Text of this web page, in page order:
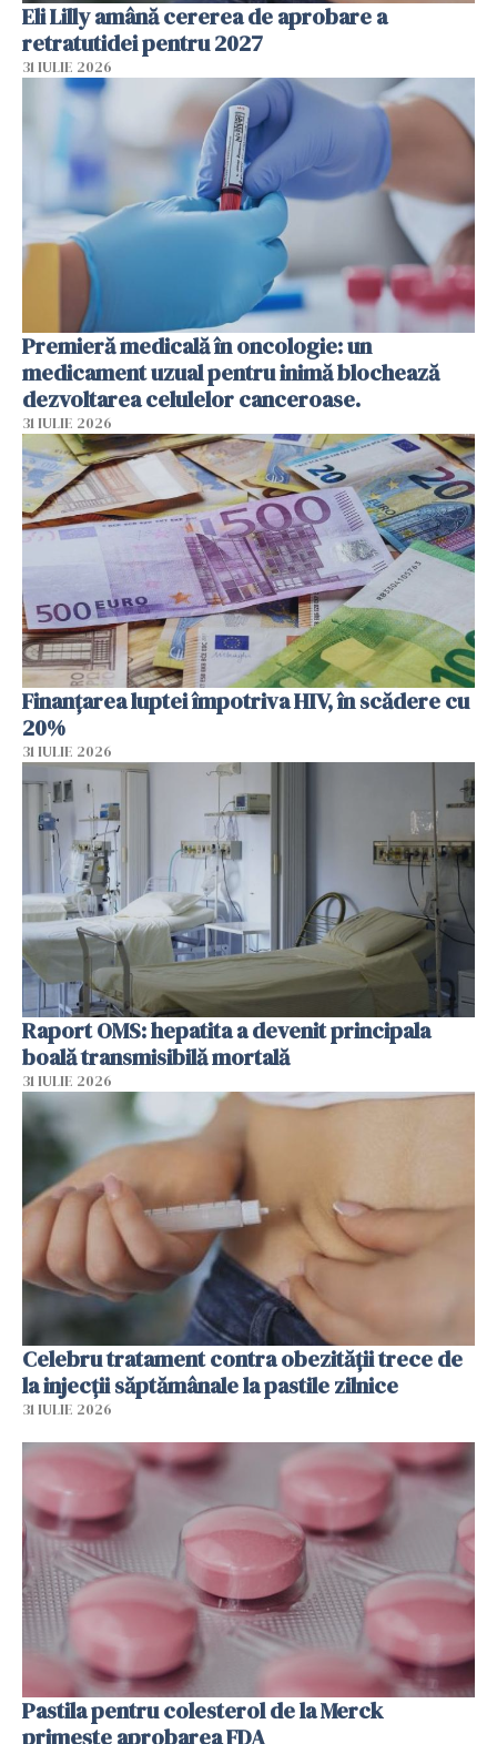
Eli Lilly amână cererea de aprobare a
retratutidei pentru 2027
31 IULIE 2026
Premieră medicală în oncologie: un
medicament uzual pentru inimă blochează
dezvoltarea celulelor canceroase.
31 IULIE 2026
Finanțarea luptei împotriva HIV, în scădere cu
20%
31 IULIE 2026
Raport OMS: hepatita a devenit principala
boală transmisibilă mortală
31 IULIE 2026
Celebru tratament contra obezității trece de
la injecții săptămânale la pastile zilnice
31 IULIE 2026
Pastila pentru colesterol de la Merck
primește aprobarea FDA